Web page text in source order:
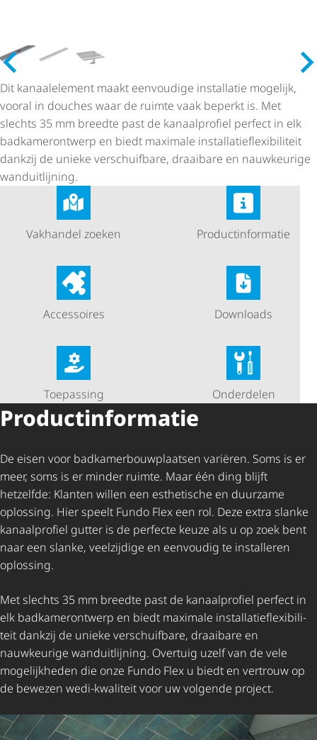
Dit kanaalelement maakt eenvoudige installatie mogelijk,
vooral in douches waar de ruimte vaak beperkt is. Met
slechts 35 mm breedte past de kanaalprofiel perfect in elk
badka­mer­ont­werp en biedt maximale instal­la­tie­flexi­bi­li­teit
dankzij de unieke verschuifbare, draaibare en nauwkeurige
wanduitlijning.
Vakhandel zoeken Product­in­for­matie
Accessoires Downloads
Toepassing Onderdelen
Product­in­for­matie
De eisen voor badka­mer­bouw­plaatsen variëren. Soms is er
meer, soms is er minder ruimte. Maar één ding blijft
hetzelfde: Klanten willen een esthetische en duurzame
oplossing. Hier speelt Fundo Flex een rol. Deze extra slanke
kanaalprofiel gutter is de perfecte keuze als u op zoek bent
naar een slanke, veelzijdige en eenvoudig te installeren
oplossing.
Met slechts 35 mm breedte past de kanaalprofiel perfect in
elk badka­mer­ont­werp en biedt maximale instal­la­tie­flexi­bi­li­
teit dankzij de unieke verschuifbare, draaibare en
nauwkeurige wanduitlijning. Overtuig uzelf van de vele
mogelijkheden die onze Fundo Flex u biedt en vertrouw op
de bewezen wedi-kwaliteit voor uw volgende project.